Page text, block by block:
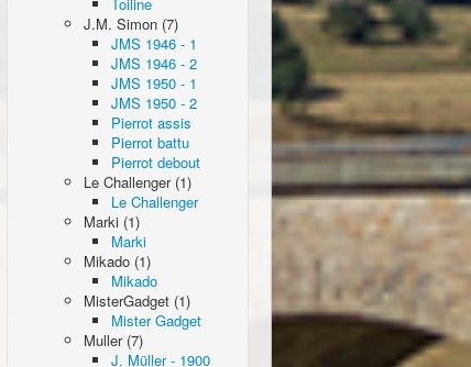
J.M. Simon (7)
JMS 1946 - 1
JMS 1946 - 2
JMS 1950 - 1
JMS 1950 - 2
Pierrot assis
Pierrot battu
Pierrot debout
Le Challenger (1)
Le Challenger
Marki (1)
Marki
Mikado (1)
Mikado
MisterGadget (1)
Mister Gadget
Muller (7)
J. Müller - 1900